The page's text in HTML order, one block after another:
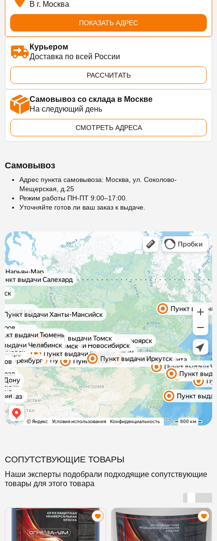
В г. Москва
ПОКАЗАТЬ АДРЕС
Курьером
Доставка по всей России
РАССЧИТАТЬ
Самовывоз со склада в Москве
На следующий день
СМОТРЕТЬ АДРЕСА
Самовывоз
Адрес пункта самовывоза: Москва, ул. Соколово-
Мещерская, д.25
Режим работы ПН-ПТ 9:00–17:00.
Уточняйте готов ли ваш заказ к выдаче.
СОПУТСТВУЮЩИЕ ТОВАРЫ
Наши эксперты подобрали подходящие сопутствующие
товары для этого товара